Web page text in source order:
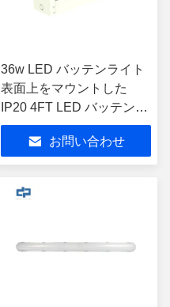
36w LED バッテンライト
表面上をマウントした
IP20 4FT LED バッテンフ
ィクチャー SMD2835
お問い合わせ